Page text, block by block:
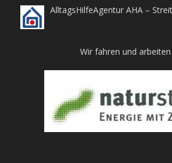
AlltagsHilfeAgentur AHA –
Wir fahren und